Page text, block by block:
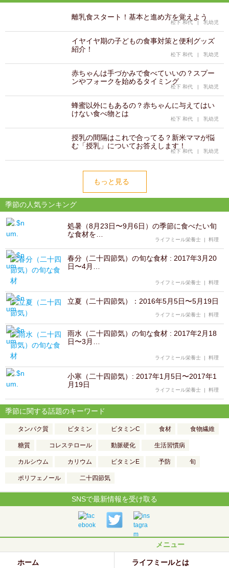
離乳食スタート！基本と進め方を覚えよう
松下 和代 | 乳幼児
イヤイヤ期の子どもの食事対策と便利グッズ
紹介！
松下 和代 | 乳幼児
赤ちゃんは手づかみで食べていいの？スプー
ンやフォークを始めるタイミング
松下 和代 | 乳幼児
蜂蜜以外にもあるの？赤ちゃんに与えてはい
けない食べ物とは
松下 和代 | 乳幼児
授乳の間隔はこれで合ってる？新米ママが悩
む「授乳」についてお答えします！
松下 和代 | 乳幼児
もっと見る
季節の人気ランキング
処暑（8月23日〜9月6日）の季節に食べたい旬
な食材を…
ライフミール栄養士 | 料理
春分（二十四節気）の旬な食材 : 2017年3月20
日〜4月…
ライフミール栄養士 | 料理
立夏（二十四節気）：2016年5月5日〜5月19日
ライフミール栄養士 | 料理
雨水（二十四節気）の旬な食材 : 2017年2月18
日〜3月…
ライフミール栄養士 | 料理
小寒（二十四節気）: 2017年1月5日〜2017年1
月19日
ライフミール栄養士 | 料理
季節に関する話題のキーワード
タンパク質 ビタミン ビタミンC 食材 食物繊維
糖質 コレステロール 動脈硬化 生活習慣病
カルシウム カリウム ビタミンE 予防 旬
ポリフェノール 二十四節気
SNSで最新情報を受け取る
メニュー
ホーム ライフミールとは